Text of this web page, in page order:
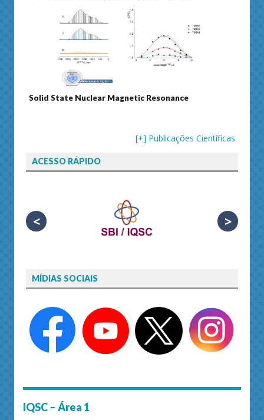
Solid State Nuclear Magnetic Resonance
[+] Publicações Científicas
ACESSO RÁPIDO
< >
MÍDIAS SOCIAIS
IQSC – Área 1